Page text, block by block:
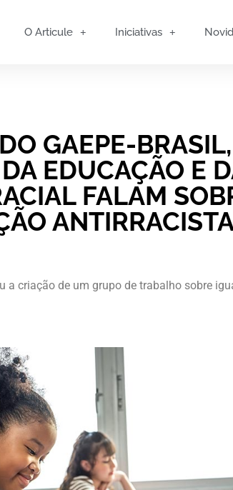
O Articule Iniciativas
GAEPE-BRASIL,
EDUCAÇÃO E
FALAM
a criação de um grupo de trabalho sobre